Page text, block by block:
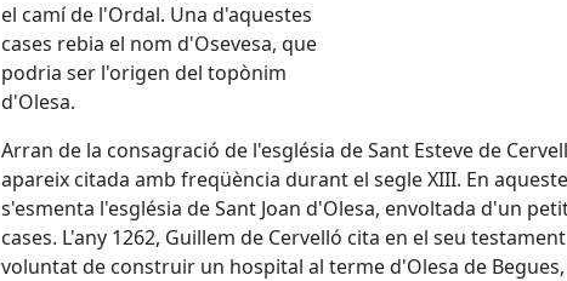
el camí de l'Ordal. Una d'aquestes
cases rebia el nom d'Osevesa, que
podria ser l'origen del topònim
d'Olesa.
Arran de la consagració de l'església de Sant Esteve de
apareix citada amb freqüència durant el segle XIII. En
s'esmenta l'església de Sant Joan d'Olesa, envoltada d'un
cases. L'any 1262, Guillem de Cervelló cita en el seu
voluntat de construir un hospital al terme d'Olesa de